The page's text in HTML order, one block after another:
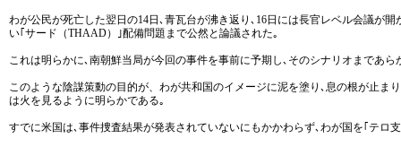
わが公民が死亡した翌日の14日､青瓦台が沸き返り､16日には長官レベル会議が
い｢サード（THAAD）｣配備問題まで公然と論議された｡
これは明らかに､南朝鮮当局が今回の事件を事前に予期し､そのシナリオまであ
このような陰謀策動の目的が、わが共和国のイメージに泥を塗り､息の根が止
は火を見るように明らかである｡
すでに米国は､事件捜査結果が発表されていないにもかかわらず､わが国を｢テ